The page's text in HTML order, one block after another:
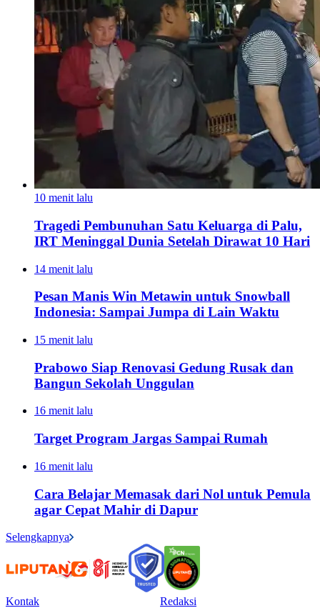
10 menit lalu
Tragedi Pembunuhan Satu Keluarga di Palu,
IRT Meninggal Dunia Setelah Dirawat 10 Hari
14 menit lalu
Pesan Manis Win Metawin untuk Snowball
Indonesia: Sampai Jumpa di Lain Waktu
15 menit lalu
Prabowo Siap Renovasi Gedung Rusak dan
Bangun Sekolah Unggulan
16 menit lalu
Target Program Jargas Sampai Rumah
16 menit lalu
Cara Belajar Memasak dari Nol untuk Pemula
agar Cepat Mahir di Dapur
Selengkapnya
Kontak Redaksi